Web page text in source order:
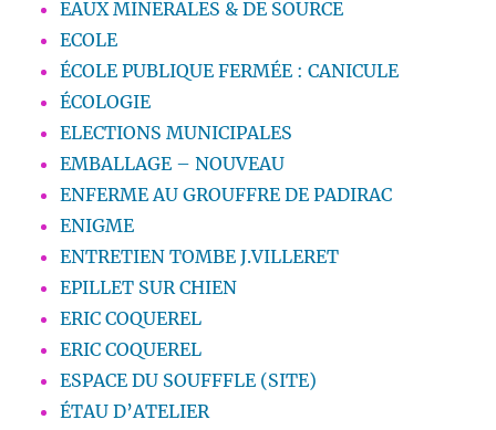
EAUX MINERALES & DE SOURCE
ECOLE
ÉCOLE PUBLIQUE FERMÉE : CANICULE
ÉCOLOGIE
ELECTIONS MUNICIPALES
EMBALLAGE – NOUVEAU
ENFERME AU GROUFFRE DE PADIRAC
ENIGME
ENTRETIEN TOMBE J.VILLERET
EPILLET SUR CHIEN
ERIC COQUEREL
ERIC COQUEREL
ESPACE DU SOUFFFLE (SITE)
ÉTAU D’ATELIER